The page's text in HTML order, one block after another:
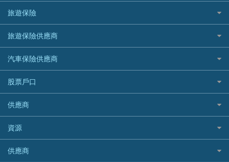
緊急貸款比較
最佳小額貸款比較
易批必批貸款
24小時貸款
最佳循環貸款
HSBC 滙豐銀行貸款
K Cash 貸款
Mox 銀行
National Resources 中潤物業按揭
OCBC 華僑銀行
PrimeCredit 安信信貸
Promise 邦民日本財務
Rabbit Credit月兔信貸
Standard Chartered 渣打銀行
最佳貸款app
韓國遊信用卡攻略
台灣遊信用卡攻略
機場貴賓室信用卡
銀聯信用卡
高獎賞信用卡推薦
酒店信用卡
信銀國際
大新銀行
恒生銀行
Standard Chartered渣打銀行
東亞銀行
SIM
Airwallex信用卡
SOGO感謝祭
HKTVmall優惠碼
交稅優惠
酒店優惠碼
機票優惠碼
旅遊保險
汽車保險
家居保險
家傭保險
寵物保險
定期人壽保險
危疾保險
年金資訊
樓宇火險
旅遊保險
日本旅遊保險及資訊
泰國旅遊保險及資訊
台灣旅遊保險及資訊
韓國旅遊保險及資訊
歐洲旅遊保險及資訊
越南旅遊保險及資訊
澳洲旅遊保險及資訊
長者嘆世界
家庭親子遊
旅遊保險供應商
AXA 安盛
AIG 美亞
Allianz 安聯
Allied World 世聯
Avo
中國銀行
Bolttech 保特
汽車保險供應商
大新汽車保險
中銀汽車保險
Allianz安聯汽車保險
bolttech保障汽車保險
Zurich蘇黎世汽車保險
QBE昆士蘭汽車保險
股票戶口
富途證券
IB盈透證券
老虎證券
uSMART 盈立證券
供應商
富途牛牛好唔好？
Webull微牛證券好唔好？
Longbridge長橋證券好唔好？
資源
股票戶口開戶
供應商